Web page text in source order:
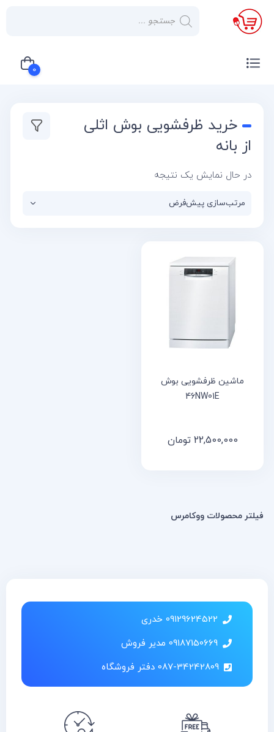
×
صفحه
صوتی و
تصویری
کولر
لوازم
نوشته
0
سبد خرید شما خالی است
خرید ظرفشویی بوش اثلی
از بانه
در حال نمایش یک نتیجه
ماشین ظرفشویی بوش
46NW01E
22,500,000 تومان
فیلتر محصولات ووکامرس
09129624522 خدری
09187150669 مدیر فروش
087-34242809 دفتر فروشگاه